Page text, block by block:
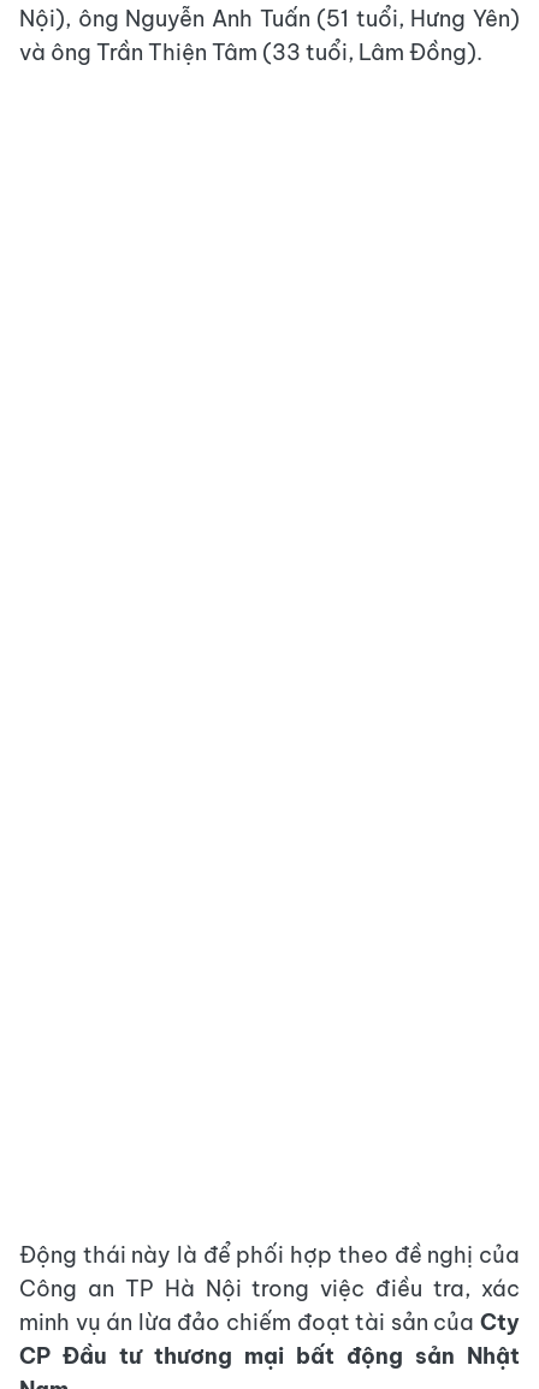
Nội), ông Nguyễn Anh Tuấn (51 tuổi, Hưng Yên)
và ông Trần Thiện Tâm (33 tuổi, Lâm Đồng).
Động thái này là để phối hợp theo đề nghị của
Công an TP Hà Nội trong việc điều tra, xác
minh vụ án lừa đảo chiếm đoạt tài sản của Cty
CP Đầu tư thương mại bất động sản Nhật